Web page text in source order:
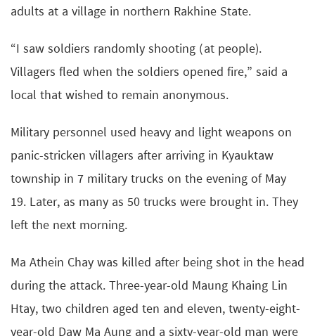
adults at a village in northern Rakhine State.
“I saw soldiers randomly shooting (at people).
Villagers fled when the soldiers opened fire,” said a
local that wished to remain anonymous.
Military personnel used heavy and light weapons on
panic-stricken villagers after arriving in Kyauktaw
township in 7 military trucks on the evening of May
19. Later, as many as 50 trucks were brought in. They
left the next morning.
Ma Athein Chay was killed after being shot in the head
during the attack. Three-year-old Maung Khaing Lin
Htay, two children aged ten and eleven, twenty-eight-